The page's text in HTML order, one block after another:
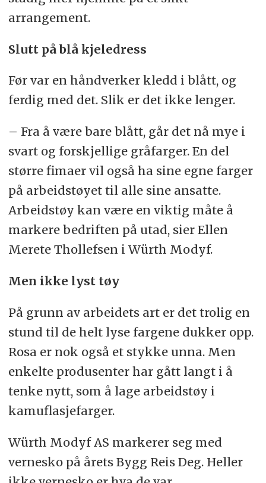
arrangement.
Slutt på blå kjeledress
Før var en håndverker kledd i blått, og
ferdig med det. Slik er det ikke lenger.
– Fra å være bare blått, går det nå mye i
svart og forskjellige gråfarger. En del
større fimaer vil også ha sine egne farger
på arbeidstøyet til alle sine ansatte.
Arbeidstøy kan være en viktig måte å
markere bedriften på utad, sier Ellen
Merete Thollefsen i Würth Modyf.
Men ikke lyst tøy
På grunn av arbeidets art er det trolig en
stund til de helt lyse fargene dukker opp.
Rosa er nok også et stykke unna. Men
enkelte produsenter har gått langt i å
tenke nytt, som å lage arbeidstøy i
kamuflasjefarger.
Würth Modyf AS markerer seg med
vernesko på årets Bygg Reis Deg. Heller